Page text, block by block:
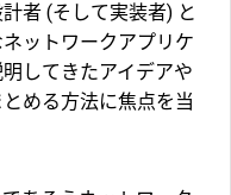
者 (そして実装者) と
ットワークアプリケ
してきたアイデアや
める方法に焦点を当